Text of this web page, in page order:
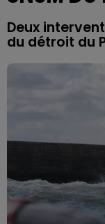
Deux
du détroit du